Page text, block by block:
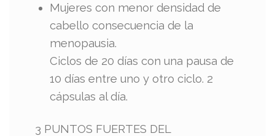
Mujeres con menor densidad de
cabello consecuencia de la
menopausia.
Ciclos de 20 días con una pausa de
10 días entre uno y otro ciclo. 2
cápsulas al día.
3 PUNTOS FUERTES DEL